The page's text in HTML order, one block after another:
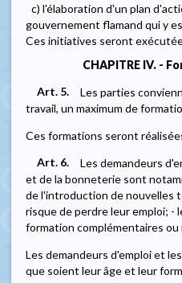
c) l'élaboration d'un plan
gouvernement flamand qui y
Ces initiatives seront
CHAPITRE IV. -
Art. 5.
Les parties
travail, un maximum de
Ces formations seront
Art. 6.
Les demandeurs
et de la bonneterie sont
de l'introduction de nouvelles
risque de perdre leur emploi;
formation complémentaires
Les demandeurs d'emploi et
que soient leur âge et leur